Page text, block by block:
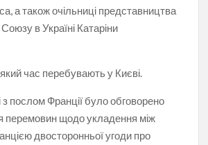
а також очільниці представництва
в Україні Катаріни
час перебувають у Києві.
з послом Франції було обговорено
перемовин щодо укладення між
двосторонньої угоди про